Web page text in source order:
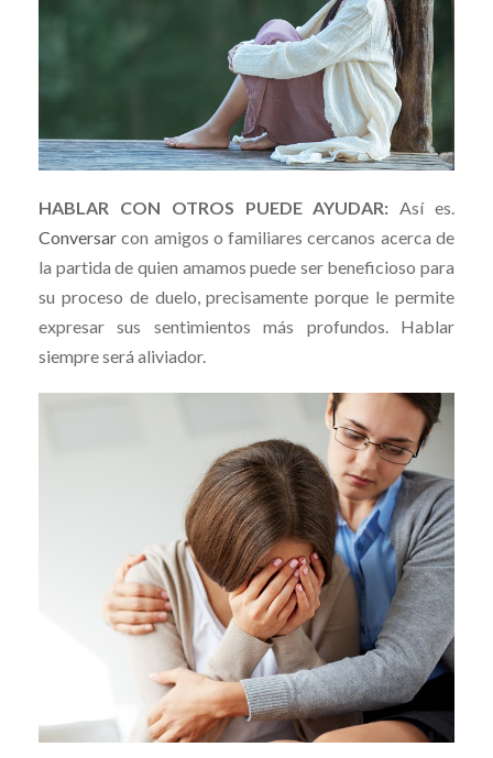
HABLAR CON OTROS PUEDE AYUDAR: Así es.
Conversar con amigos o familiares cercanos acerca de
la partida de quien amamos puede ser beneficioso para
su proceso de duelo, precisamente porque le permite
expresar sus sentimientos más profundos. Hablar
siempre será aliviador.